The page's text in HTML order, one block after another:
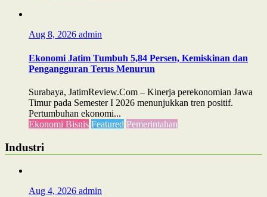
Aug 8, 2026 admin
Ekonomi Jatim Tumbuh 5,84 Persen, Kemiskinan dan
Pengangguran Terus Menurun
Surabaya, JatimReview.Com – Kinerja perekonomian Jawa
Timur pada Semester I 2026 menunjukkan tren positif.
Pertumbuhan ekonomi...
Ekonomi Bisnis Featured Pemerintahan
Industri
Aug 4, 2026 admin